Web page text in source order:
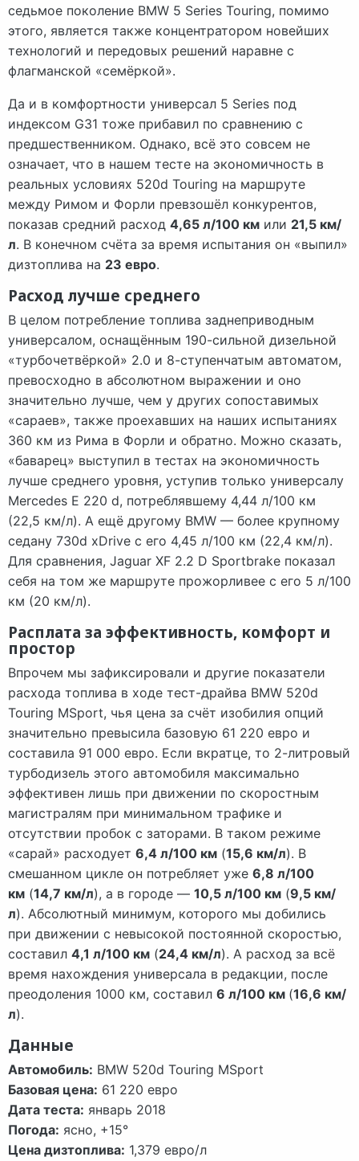
седьмое поколение BMW 5 Series Touring, помимо
этого, является также концентратором новейших
технологий и передовых решений наравне с
флагманской «семёркой».
Да и в комфортности универсал 5 Series под
индексом G31 тоже прибавил по сравнению с
предшественником. Однако, всё это совсем не
означает, что в нашем тесте на экономичность в
реальных условиях 520d Touring на маршруте
между Римом и Форли превзошёл конкурентов,
показав средний расход 4,65 л/100 км или 21,5 км/
л. В конечном счёта за время испытания он «выпил»
дизтоплива на 23 евро.
Расход лучше среднего
В целом потребление топлива заднеприводным
универсалом, оснащённым 190-сильной дизельной
«турбочетвёркой» 2.0 и 8-ступенчатым автоматом,
превосходно в абсолютном выражении и оно
значительно лучше, чем у других сопоставимых
«сараев», также проехавших на наших испытаниях
360 км из Рима в Форли и обратно. Можно сказать,
«баварец» выступил в тестах на экономичность
лучше среднего уровня, уступив только универсалу
Mercedes E 220 d, потреблявшему 4,44 л/100 км
(22,5 км/л). А ещё другому BMW — более крупному
седану 730d xDrive с его 4,45 л/100 км (22,4 км/л).
Для сравнения, Jaguar XF 2.2 D Sportbrake показал
себя на том же маршруте прожорливее с его 5 л/100
км (20 км/л).
Расплата за эффективность, комфорт и
простор
Впрочем мы зафиксировали и другие показатели
расхода топлива в ходе тест-драйва BMW 520d
Touring MSport, чья цена за счёт изобилия опций
значительно превысила базовую 61 220 евро и
составила 91 000 евро. Если вкратце, то 2-литровый
турбодизель этого автомобиля максимально
эффективен лишь при движении по скоростным
магистралям при минимальном трафике и
отсутствии пробок с заторами. В таком режиме
«сарай» расходует 6,4 л/100 км (15,6 км/л). В
смешанном цикле он потребляет уже 6,8 л/100
км (14,7 км/л), а в городе — 10,5 л/100 км (9,5 км/
л). Абсолютный минимум, которого мы добились
при движении с невысокой постоянной скоростью,
составил 4,1 л/100 км (24,4 км/л). А расход за всё
время нахождения универсала в редакции, после
преодоления 1000 км, составил 6 л/100 км (16,6 км/
л).
Данные
Автомобиль: BMW 520d Touring MSport
Базовая цена: 61 220 евро
Дата теста: январь 2018
Погода: ясно, +15°
Цена дизтоплива: 1,379 евро/л